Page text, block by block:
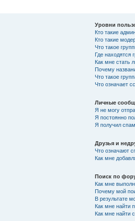
Уровни
Кто такие
Кто такие
Что такое
Где находятся
Как мне стать
Почему
Что такое
Что означает
Личные
Я не могу
Я постоянно
Я получил
Друзья и
Что означают
Как мне
Поиск по
Как мне
Почему мой
В результате
Как мне найти
Как мне найти